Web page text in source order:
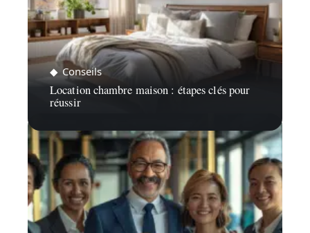
Conseils
Location chambre maison : étapes clés pour
réussir